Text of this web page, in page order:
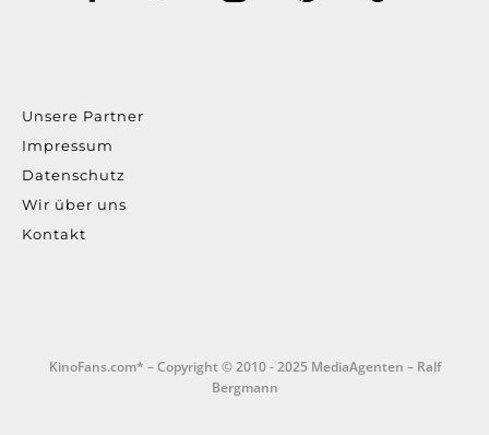
Unsere Partner
Impressum
Datenschutz
Wir über uns
Kontakt
KinoFans.com* – Copyright © 2010 - 2025 MediaAgenten – Ralf
Bergmann